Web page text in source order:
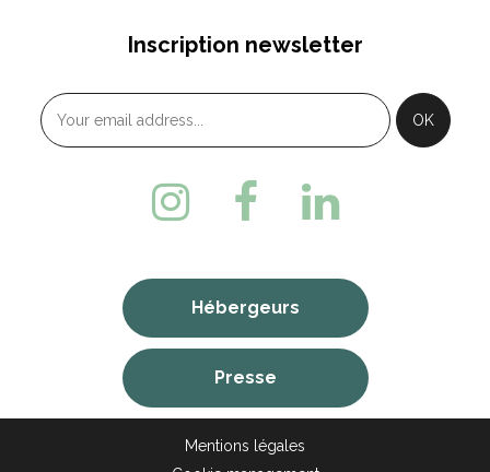
Inscription newsletter
Hébergeurs
Presse
Mentions légales